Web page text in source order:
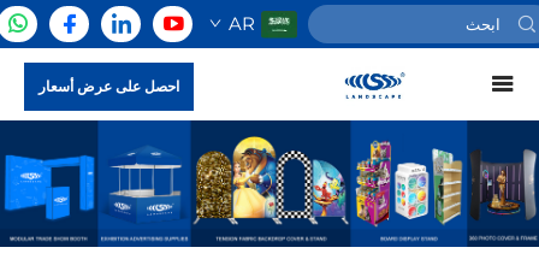
AR
احصل على عرض أسعار